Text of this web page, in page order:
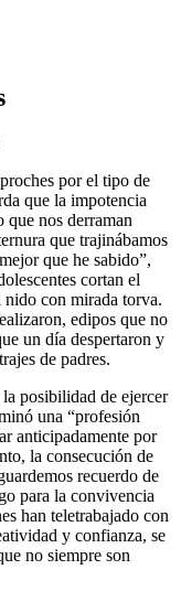
por el tipo de
que la impotencia
que nos derraman
que trajinábamos
que he sabido”,
cortan el
nido con mirada torva.
edipos que no
un día despertaron y
de padres.
posibilidad de ejercer
una “profesión
anticipadamente por
la consecución de
recuerdo de
para la convivencia
han teletrabajado con
y confianza, se
no siempre son